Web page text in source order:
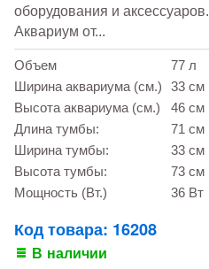
оборудования и аксессуаров.
Аквариум от...
Объем
77 л
Ширина аквариума (см.)
33 см
Высота аквариума (см.)
46 см
Длина тумбы:
71 см
Ширина тумбы:
33 см
Высота тумбы:
73 см
Мощность (Вт.)
36 Вт
Код товара: 16208
В наличии